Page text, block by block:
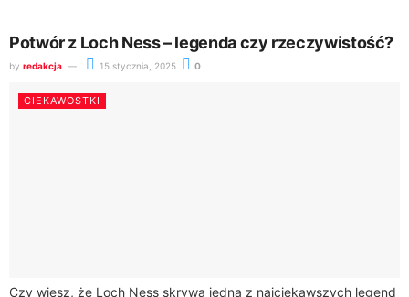
Potwór z Loch Ness – legenda czy rzeczywistość?
by redakcja 15 stycznia, 2025 0
CIEKAWOSTKI
Czy wiesz, że Loch Ness skrywa jedną z najciekawszych legend